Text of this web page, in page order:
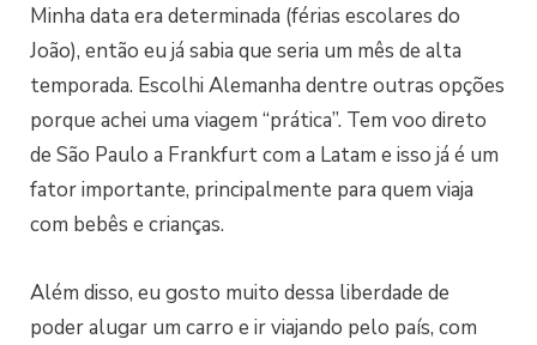
Minha data era determinada (férias escolares do
João), então eu já sabia que seria um mês de alta
temporada. Escolhi Alemanha dentre outras opções
porque achei uma viagem “prática”. Tem voo direto
de São Paulo a Frankfurt com a Latam e isso já é um
fator importante, principalmente para quem viaja
com bebês e crianças.
Além disso, eu gosto muito dessa liberdade de
poder alugar um carro e ir viajando pelo país, com